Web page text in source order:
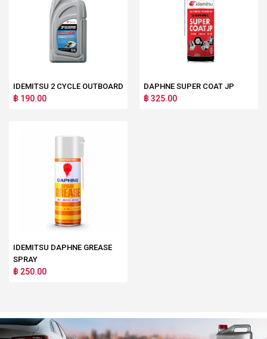
IDEMITSU 2 CYCLE OUTBOARD
฿ 190.00
DAPHNE SUPER COAT JP
฿ 325.00
IDEMITSU DAPHNE GREASE
SPRAY
฿ 250.00